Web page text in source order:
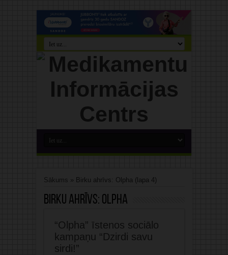
Sākums » Birku ahrīvs: Olpha(lapa 4)
Birku ahrīvs: Olpha
“Olpha” īstenos sociālo
kampaņu “Dzirdi savu
sirdi!”